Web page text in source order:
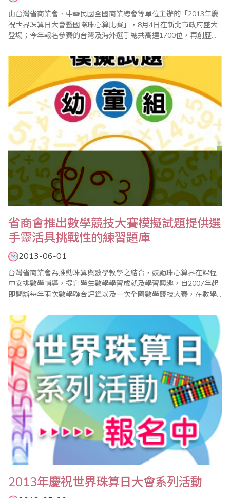
由台灣省商業會、中華民國全國商業總會等單位主辦的「2013年慶
祝世界珠算日大會暨國際珠心算比賽」，8月4日在新北市政府盛大
登場；今年報名參賽的台灣及海外選手總共高達1700位，再創歷年
數 前全球已經普遍電腦化，但是珠心算開發人腦機智、靈活、提升
記憶力等功能，仍然非常重要；而全球學習珠心算的風氣越來越
省商會推出數學競技大賽模擬試題提供選
手靈活具挑戰性的練習題庫
2013-06-01
台灣省商業會為推動珠算與數學教學之結合，鼓勵珠心算界在課程
中安排數學輔導，提升學生數學學習成就及學習興趣，自2007年起
即開辦每年兩次數學聯合評鑑以及一次全國數學競技大賽，在數學
學好數學的目標。同時由於省商會的數學評鑑及競技大賽試題頗受
好評，學生及家長不斷呼籲省商會編印相關模擬試題，以提供考區
配合評鑑及比賽參加學生練習使用，在經過一..
2013年慶祝世界珠算日大會系列活動